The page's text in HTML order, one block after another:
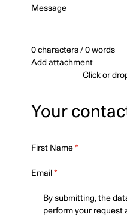
Message
0 characters / 0 words
Add attachment
Click or
Your
First Name *
Email *
By submitting, the
perform your request